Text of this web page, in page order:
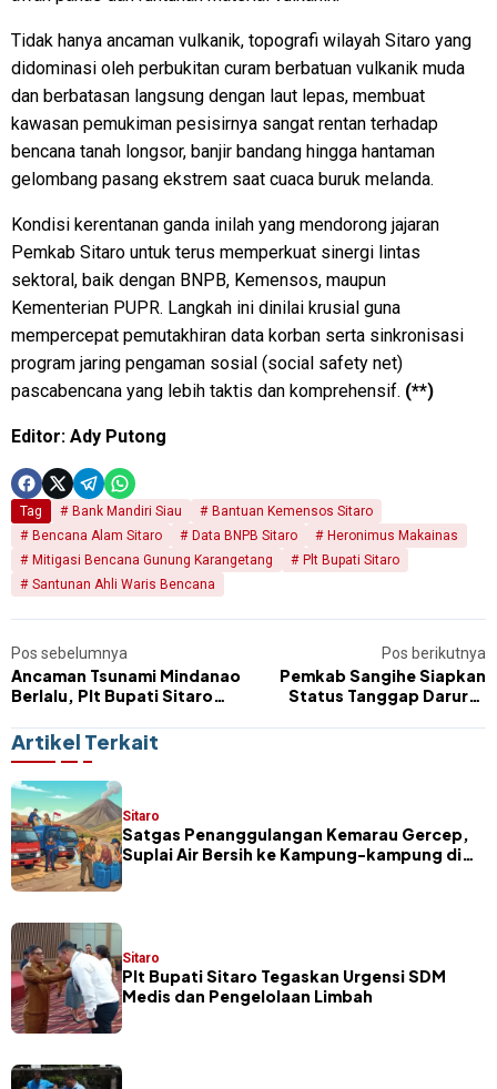
Tidak hanya ancaman vulkanik, topografi wilayah Sitaro yang
didominasi oleh perbukitan curam berbatuan vulkanik muda
dan berbatasan langsung dengan laut lepas, membuat
kawasan pemukiman pesisirnya sangat rentan terhadap
bencana tanah longsor, banjir bandang hingga hantaman
gelombang pasang ekstrem saat cuaca buruk melanda.
Kondisi kerentanan ganda inilah yang mendorong jajaran
Pemkab Sitaro untuk terus memperkuat sinergi lintas
sektoral, baik dengan BNPB, Kemensos, maupun
Kementerian PUPR. Langkah ini dinilai krusial guna
mempercepat pemutakhiran data korban serta sinkronisasi
program jaring pengaman sosial (social safety net)
pascabencana yang lebih taktis dan komprehensif. (**)
Editor: Ady Putong
Tag Bank Mandiri Siau
Bantuan Kemensos Sitaro
Bencana Alam Sitaro
Data BNPB Sitaro
Heronimus Makainas
Mitigasi Bencana Gunung Karangetang
Plt Bupati Sitaro
Santunan Ahli Waris Bencana
Pos sebelumnya
Ancaman Tsunami Mindanao
Berlalu, Plt Bupati Sitaro
Kendor
Pos berikutnya
Pemkab Sangihe Siapkan
Status Tanggap Darurat
Kerusakan Bangunan
Artikel Terkait
Sitaro
Satgas Penanggulangan Kemarau Gercep,
Suplai Air Bersih ke Kampung-kampung di
Sitaro
​Plt Bupati Sitaro Tegaskan Urgensi SDM
Medis dan Pengelolaan Limbah